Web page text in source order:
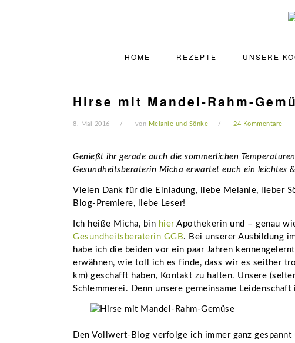
HOME REZEPTE UNSERE
Hirse mit Mandel-Rahm-
8. Mai 2016 von Melanie und Sönke 24 Kommentare
Genießt ihr gerade auch die sommerlichen
Gesundheitsberaterin Micha erwartet euch ein leichtes
Vielen Dank für die Einladung, liebe Melanie, lieber
Blog-Premiere, liebe Leser!
Ich heiße Micha, bin hierApothekerin und – genau
Gesundheitsberaterin GGB. Bei unserer Ausbildung
habe ich die beiden vor ein paar Jahren
erwähnen, wie toll ich es finde, dass wir es seither
km) geschafft haben, Kontakt zu halten. Unsere
Schlemmerei. Denn unsere gemeinsame
Den Vollwert-Blog verfolge ich immer ganz